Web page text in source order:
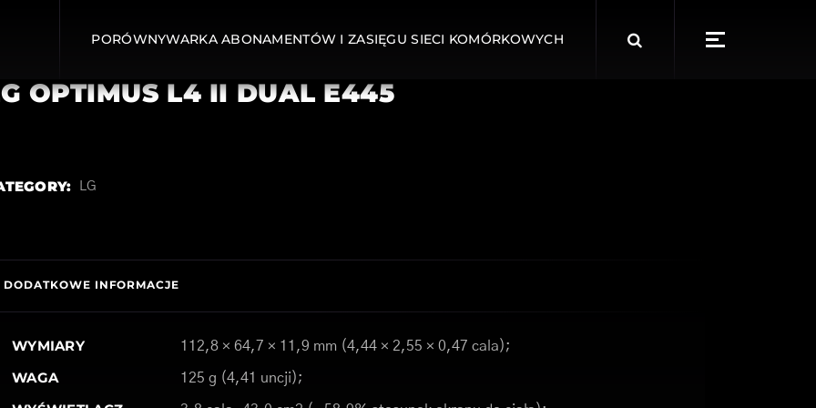
PORÓWNYWARKA ABONAMENTÓW I ZASIĘGU SIECI KOMÓRKOWYCH
for:
OPTIMUS L4 II DUAL E445
LG
DODATKOWE INFORMACJE
WYMIARY 112,8 × 64,7 × 11,9 mm (4,44 × 2,55 × 0,47 cala);
WAGA 125 g (4,41 uncji);